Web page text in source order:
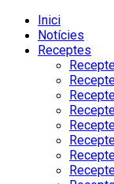
Inici
Notícies
Receptes